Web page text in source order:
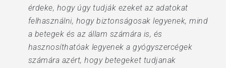
érdeke, hogy úgy tudják ezeket az adatokat
felhasználni, hogy biztonságosak legyenek, mind
a betegek és az állam számára is, és
hasznosíthatóak legyenek a gyógyszercégek
számára azért, hogy betegeket tudjanak